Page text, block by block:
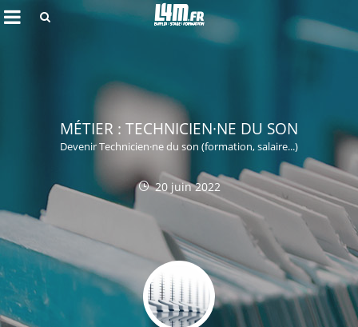
Annuler
MÉTIER : TECHNICIEN·NE DU SON
Devenir Technicien·ne du son (formation, salaire...)
20 juin 2022